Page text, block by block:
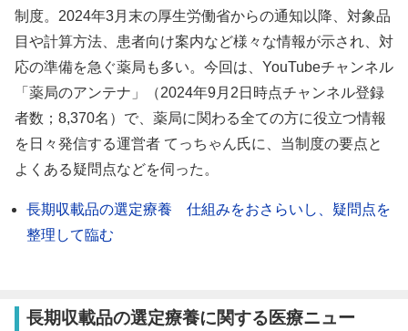
制度。2024年3月末の厚生労働省からの通知以降、対象品
目や計算方法、患者向け案内など様々な情報が示され、対
応の準備を急ぐ薬局も多い。今回は、YouTubeチャンネル
「薬局のアンテナ」（2024年9月2日時点チャンネル登録
者数；8,370名）で、薬局に関わる全ての方に役立つ情報
を日々発信する運営者 てっちゃん氏に、当制度の要点と
よくある疑問点などを伺った。
長期収載品の選定療養 仕組みをおさらいし、疑問点を
整理して臨む
長期収載品の選定療養に関する医療ニュー